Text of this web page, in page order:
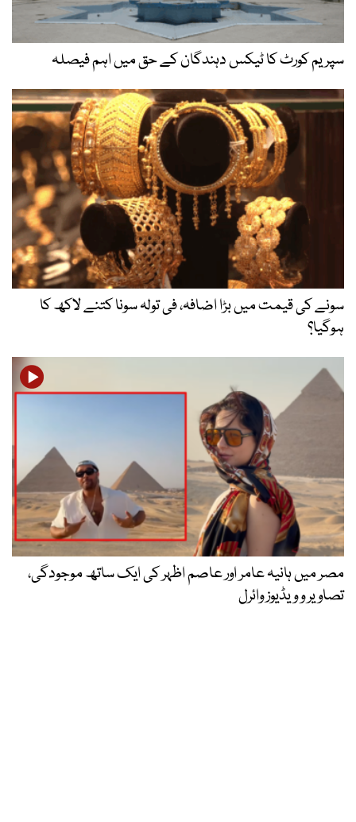
سپریم کورٹ کا ٹیکس دہندگان کے حق میں اہم فیصلہ
سونے کی قیمت میں بڑا اضافہ، فی تولہ سونا کتنے لاکھ کا
ہوگیا؟
مصر میں ہانیہ عامر اور عاصم اظہر کی ایک ساتھ موجودگی،
تصاویر و ویڈیوز وائرل